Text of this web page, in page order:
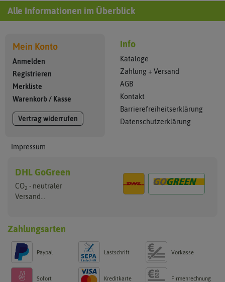
Alle Informationen im Überblick
Mein Konto
Anmelden
Registrieren
Merkliste
Warenkorb/ Kasse
Vertrag widerrufen
Impressum
Info
Kataloge
Zahlung + Versand
AGB
Kontakt
Barrierefreiheitserklärung
Datenschutzerklärung
DHL GoGreen
CO2 - neutraler
Versand...
Zahlungsarten
Paypal Lastschrift Vorkasse
Sofort Kreditkarte Firmenrechnung